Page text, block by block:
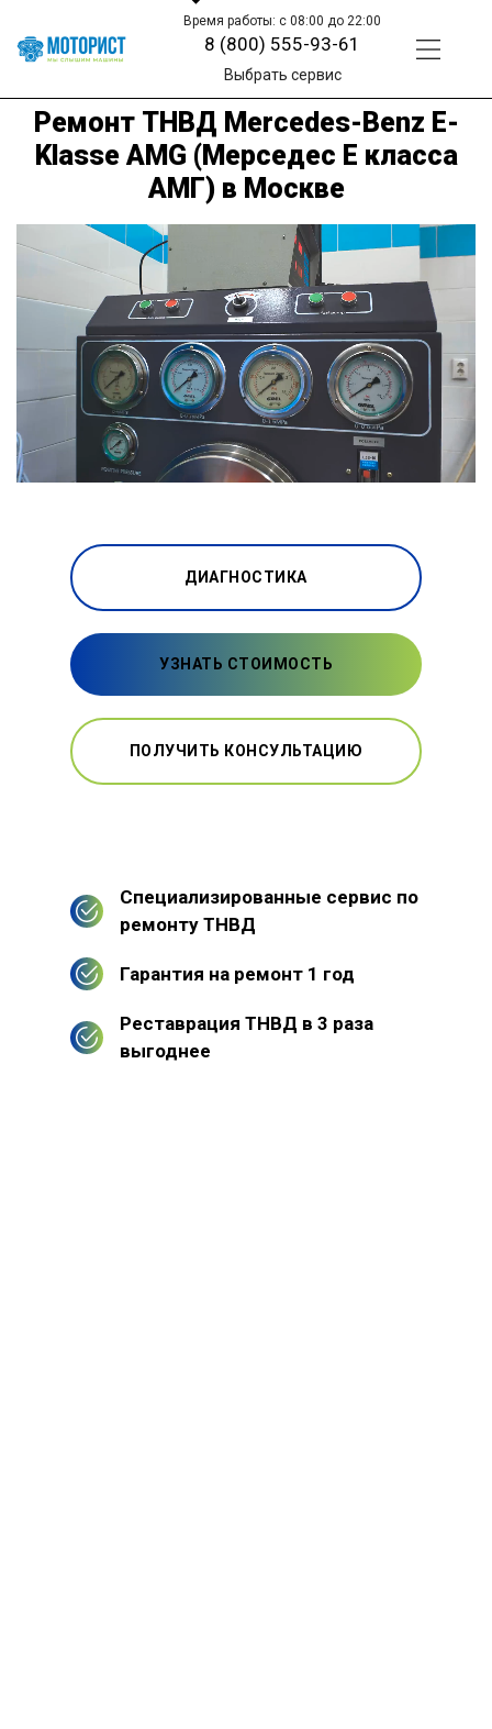
Время работы: с 08:00 до 22:00
8 (800) 555-93-61
Выбрать сервис
Ремонт ТНВД Mercedes-Benz E-
Klasse AMG (Мерседес Е класса
АМГ) в Москве
ДИАГНОСТИКА
УЗНАТЬ СТОИМОСТЬ
ПОЛУЧИТЬ КОНСУЛЬТАЦИЮ
Специализированные сервис по
ремонту ТНВД
Гарантия на ремонт 1 год
Реставрация ТНВД в 3 раза
выгоднее